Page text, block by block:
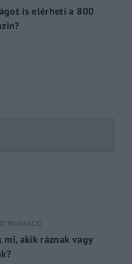
is elérheti a 800
PANKRÁCIÓ
mi, akik ráznak vagy